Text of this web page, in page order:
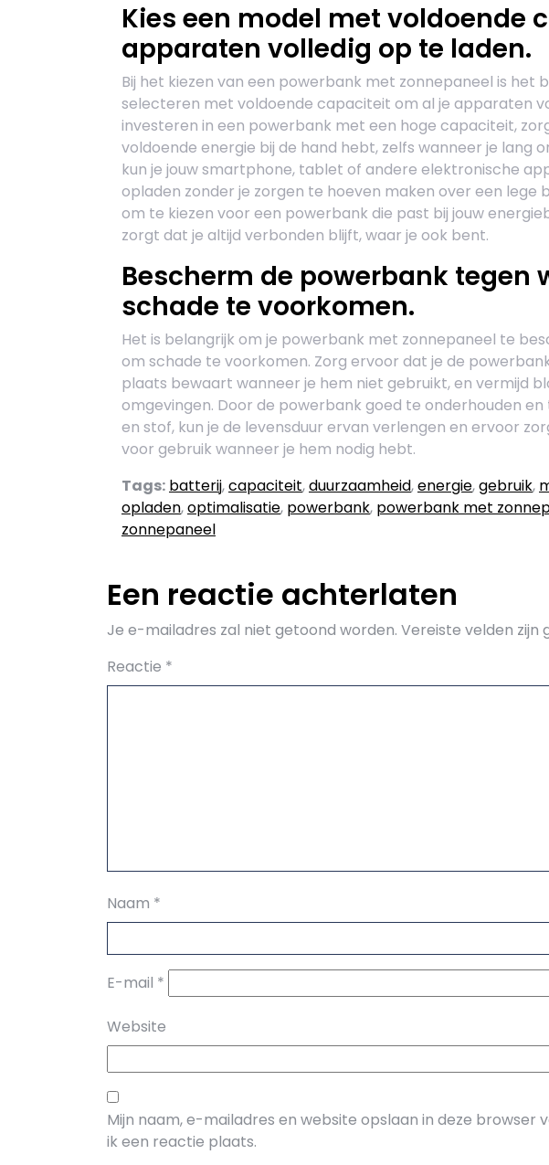
Kies een model met voldoende
apparaten volledig op te laden.
Bij het kiezen van een powerbank met zonnepaneel is het
selecteren met voldoende capaciteit om al je apparaten
investeren in een powerbank met een hoge capaciteit,
voldoende energie bij de hand hebt, zelfs wanneer je lang
kun je jouw smartphone, tablet of andere elektronische
opladen zonder je zorgen te hoeven maken over een lege
om te kiezen voor een powerbank die past bij jouw
zorgt dat je altijd verbonden blijft, waar je ook bent.
Bescherm de powerbank tegen
schade te voorkomen.
Het is belangrijk om je powerbank met zonnepaneel te
om schade te voorkomen. Zorg ervoor dat je de
plaats bewaart wanneer je hem niet gebruikt, en vermijd
omgevingen. Door de powerbank goed te onderhouden
en stof, kun je de levensduur ervan verlengen en ervoor
voor gebruik wanneer je hem nodig hebt.
Tags: batterij,capaciteit,duurzaamheid,energie,gebruik,
opladen,optimalisatie, powerbank, powerbank met
zonnepaneel
Een reactie achterlaten
Je e-mailadres zal niet getoond worden. Vereiste velden zijn
Reactie *
Naam *
E-mail *
Website
Mijn naam, e-mailadres en website opslaan in deze browser
ik een reactie plaats.